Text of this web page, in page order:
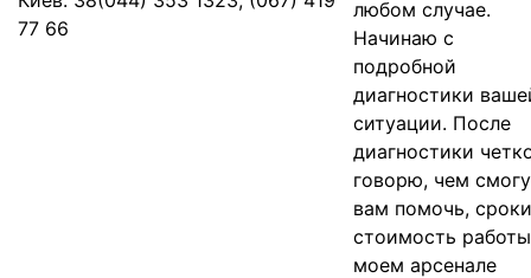
77 66
любом случае.
Начинаю с
подробной
диагностики
ситуации. После
диагностики
говорю, чем смогу
вам помочь,
стоимость
моем арсенале